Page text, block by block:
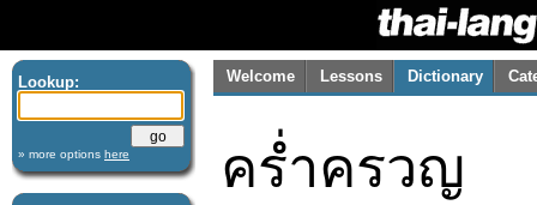
Lookup:
» more options here
Welcome Lessons Dictionary
คร่ำครวญ